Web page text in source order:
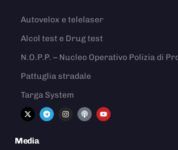
Autovelox e telelaser
Alcol test e Drug test
N.O.P.P. – Nucleo Operativo Polizia di
Pattuglia stradale
Targa System
Media